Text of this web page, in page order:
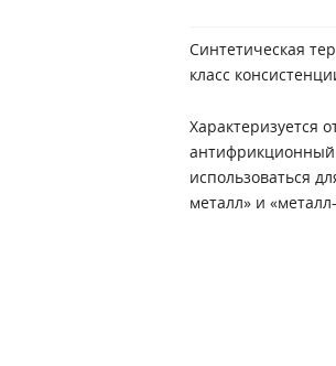
Синтетическая
класс
Характеризуется
использоваться
металл» и